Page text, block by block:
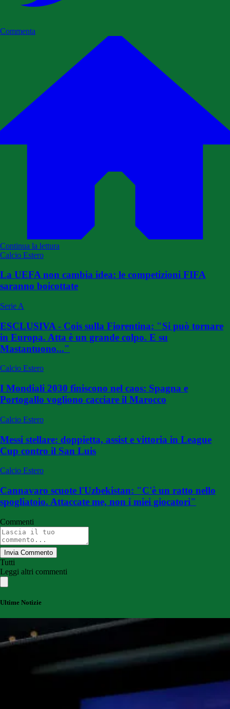
Commenta
Continua la lettura
Calcio Estero
La UEFA non cambia idea: le competizioni FIFA
saranno boicottate
Serie A
ESCLUSIVA - Cois sulla Fiorentina: "Si può tornare
in Europa. Atta è un grande colpo. E su
Mastantuono..."
Calcio Estero
I Mondiali 2030 finiscono nel caos: Spagna e
Portogallo vogliono cacciare il Marocco
Calcio Estero
Messi stellare: doppietta, assist e vittoria in League
Cup contro il San Luis
Calcio Estero
Cannavaro scuote l'Uzbekistan: "C'è un ratto nello
spogliatoio. Attaccate me, non i miei giocatori"
Commenti
Invia Commento
Tutti
Leggi altri commenti
Ultime Notizie